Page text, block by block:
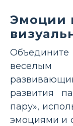
Эмоции
Объедините
развития
пару»,
эмоциями и